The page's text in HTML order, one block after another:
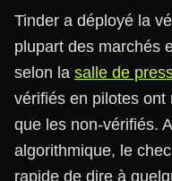
Tinder a déployé la
plupart des marchés
selon la salle de
vérifiés en pilotes ont
que les non-vérifiés.
algorithmique, le
rapide de dire à